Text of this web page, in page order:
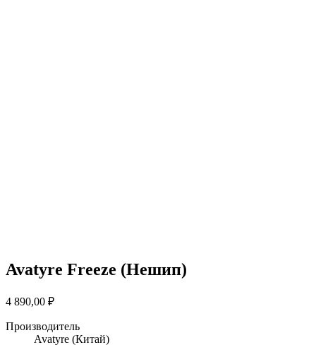
Avatyre Freeze (Нешип)
4 890,00 ₽
Производитель
Avatyre (Китай)